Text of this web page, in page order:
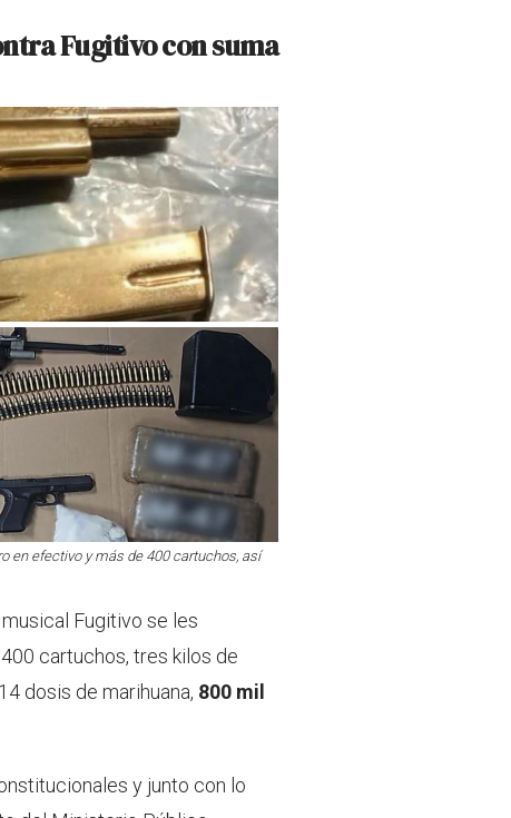
Fugitivo con suma
en efectivo y más de 400 cartuchos, así
Fugitivo se les
cartuchos, tres kilos de
dosis de marihuana, 800 mil
y junto con lo